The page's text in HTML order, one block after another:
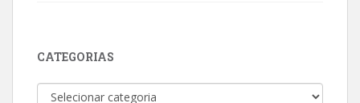
CATEGORIAS
Categorias